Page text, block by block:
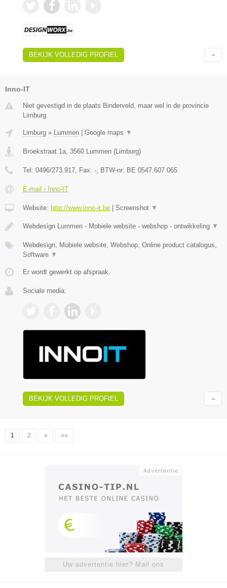
BEKIJK VOLLEDIG PROFIEL
Inno-IT
Niet gevestigd in de plaats Binderveld, maar wel in de provincie
Limburg.
Limburg » Lummen Google maps ▼
Broekstraat 1a, 3560 Lummen (Limburg)
Tel: 0496/273.917, Fax: -, BTW-nr: BE 0547.607.065
E-mail › Inno-IT
Website: http://www.inno-it.be Screenshot ▼
Webdesign Lummen - Mobiele website - webshop - ontwikkeling ▼
Webdesign, Mobiele website, Webshop, Online product catalogus,
Software ▼
Er wordt gewerkt op afspraak.
Sociale media:
BEKIJK VOLLEDIG PROFIEL
1 2 » »»
Uw advertentie hier? Mail ons